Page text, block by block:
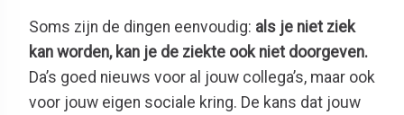
Soms zijn de dingen eenvoudig: als je niet ziek
kan worden, kan je de ziekte ook niet doorgeven.
Da’s goed nieuws voor al jouw collega’s, maar ook
voor jouw eigen sociale kring. De kans dat jouw